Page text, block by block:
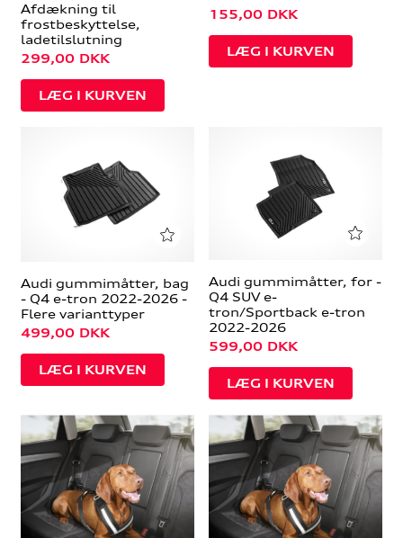
Afdækning til
frostbeskyttelse,
ladetilslutning
299,00 DKK
155,00 DKK
Audi gummimåtter, bag
- Q4 e-tron 2022-2026 -
Flere varianttyper
499,00 DKK
Audi gummimåtter, for -
Q4 SUV e-
tron/Sportback e-tron
2022-2026
599,00 DKK